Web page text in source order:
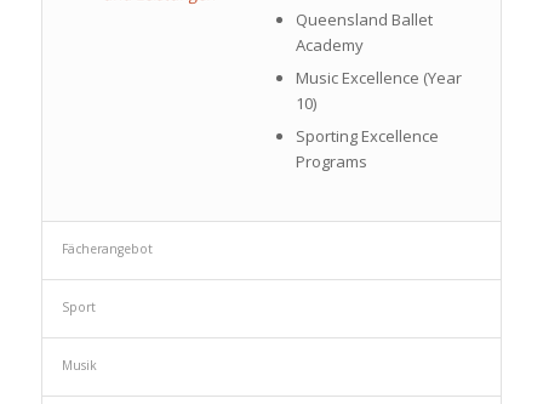
Queensland Ballet
Academy
Music Excellence (Year
10)
Sporting Excellence
Programs
Fächerangebot
Sport
Musik